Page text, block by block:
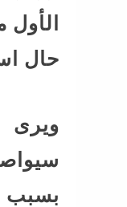
حال
ويرى
بسبب